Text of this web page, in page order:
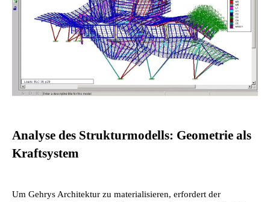
Analyse des Strukturmodells: Geometrie als
Kraftsystem
Um Gehrys Architektur zu materialisieren, erfordert der